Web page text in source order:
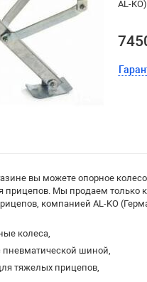
AL-
вы можете опорное
прицепов. Мы продаем
компанией AL-KO
колеса,
пневматической шиной,
тяжелых прицепов,